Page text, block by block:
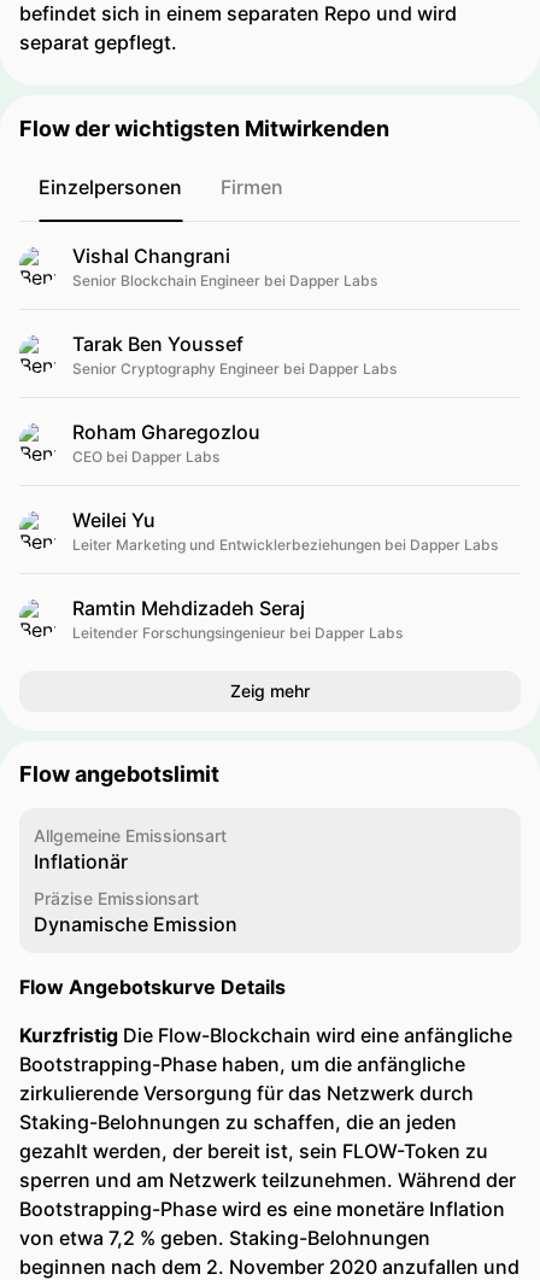
befindet sich in einem separaten Repo und wird
separat gepflegt.
Flow der wichtigsten Mitwirkenden
Einzelpersonen Firmen
Vishal Changrani
Senior Blockchain Engineer bei Dapper Labs
Tarak Ben Youssef
Senior Cryptography Engineer bei Dapper Labs
Roham Gharegozlou
CEO bei Dapper Labs
Weilei Yu
Leiter Marketing und Entwicklerbeziehungen bei Dapper Labs
Ramtin Mehdizadeh Seraj
Leitender Forschungsingenieur bei Dapper Labs
Zeig mehr
Flow angebotslimit
Allgemeine Emissionsart
Inflationär
Präzise Emissionsart
Dynamische Emission
Flow Angebotskurve Details
Kurzfristig Die Flow-Blockchain wird eine anfängliche
Bootstrapping-Phase haben, um die anfängliche
zirkulierende Versorgung für das Netzwerk durch
Staking-Belohnungen zu schaffen, die an jeden
gezahlt werden, der bereit ist, sein FLOW-Token zu
sperren und am Netzwerk teilzunehmen. Während der
Bootstrapping-Phase wird es eine monetäre Inflation
von etwa 7,2 % geben. Staking-Belohnungen
beginnen nach dem 2. November 2020 anzufallen und